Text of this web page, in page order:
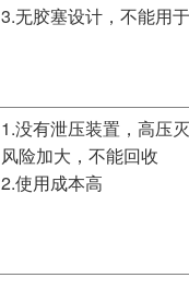
3.无胶塞设计，不能用
1.没有泄压装置，高压
风险加大，不能回收
2.使用成本高